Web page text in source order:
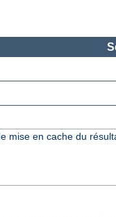
mise en cache du